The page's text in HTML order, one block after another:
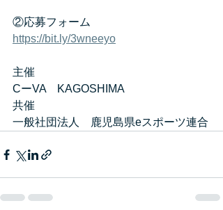
②応募フォーム
https://bit.ly/3wneeyo
主催
CーVA　KAGOSHIMA
共催
一般社団法人　鹿児島県eスポーツ連合